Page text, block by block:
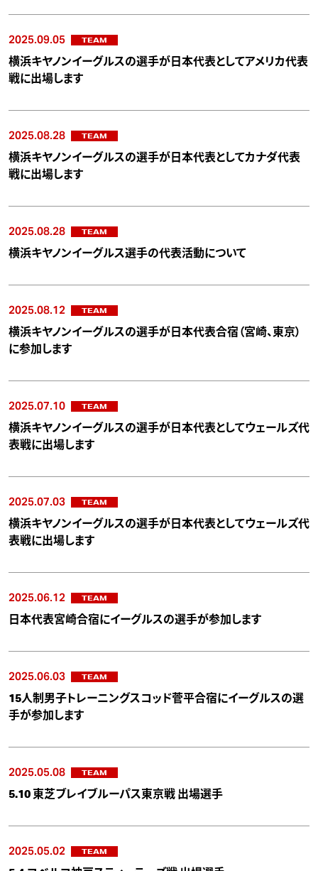
2025.09.05 TEAM
横浜キヤノンイーグルスの選手が日本代表としてアメリカ代表
戦に出場します
2025.08.28 TEAM
横浜キヤノンイーグルスの選手が日本代表としてカナダ代表
戦に出場します
2025.08.28 TEAM
横浜キヤノンイーグルス選手の代表活動について
2025.08.12 TEAM
横浜キヤノンイーグルスの選手が日本代表合宿（宮崎、東京）
に参加します
2025.07.10 TEAM
横浜キヤノンイーグルスの選手が日本代表としてウェールズ代
表戦に出場します
2025.07.03 TEAM
横浜キヤノンイーグルスの選手が日本代表としてウェールズ代
表戦に出場します
2025.06.12 TEAM
日本代表宮崎合宿にイーグルスの選手が参加します
2025.06.03 TEAM
15人制男子トレーニングスコッド菅平合宿にイーグルスの選
手が参加します
2025.05.08 TEAM
5.10 東芝ブレイブルーパス東京戦 出場選手
2025.05.02 TEAM